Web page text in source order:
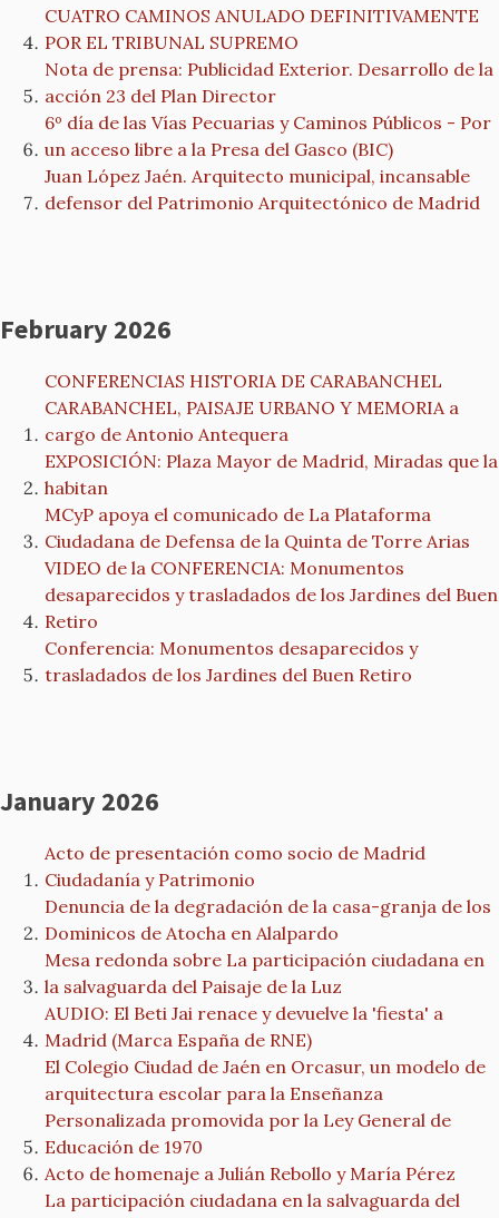
CUATRO CAMINOS ANULADO DEFINITIVAMENTE
POR EL TRIBUNAL SUPREMO
Nota de prensa: Publicidad Exterior. Desarrollo de la
acción 23 del Plan Director
6º día de las Vías Pecuarias y Caminos Públicos - Por
un acceso libre a la Presa del Gasco (BIC)
Juan López Jaén. Arquitecto municipal, incansable
defensor del Patrimonio Arquitectónico de Madrid
February 2026
CONFERENCIAS HISTORIA DE CARABANCHEL
CARABANCHEL, PAISAJE URBANO Y MEMORIA a
cargo de Antonio Antequera
EXPOSICIÓN: Plaza Mayor de Madrid, Miradas que la
habitan
MCyP apoya el comunicado de La Plataforma
Ciudadana de Defensa de la Quinta de Torre Arias
VIDEO de la CONFERENCIA: Monumentos
desaparecidos y trasladados de los Jardines del Buen
Retiro
Conferencia: Monumentos desaparecidos y
trasladados de los Jardines del Buen Retiro
January 2026
Acto de presentación como socio de Madrid
Ciudadanía y Patrimonio
Denuncia de la degradación de la casa-granja de los
Dominicos de Atocha en Alalpardo
Mesa redonda sobre La participación ciudadana en
la salvaguarda del Paisaje de la Luz
AUDIO: El Beti Jai renace y devuelve la 'fiesta' a
Madrid (Marca España de RNE)
El Colegio Ciudad de Jaén en Orcasur, un modelo de
arquitectura escolar para la Enseñanza
Personalizada promovida por la Ley General de
Educación de 1970
Acto de homenaje a Julián Rebollo y María Pérez
La participación ciudadana en la salvaguarda del